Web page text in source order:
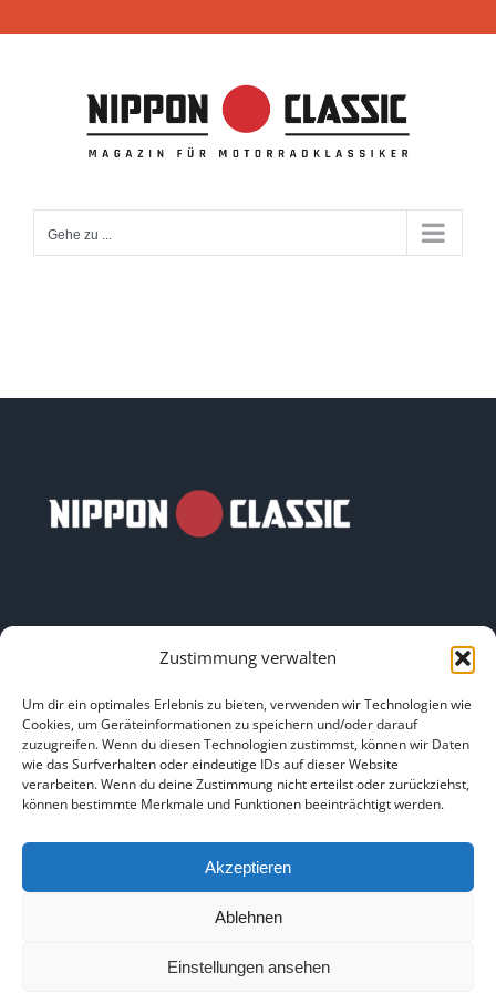
Zustimmung verwalten
Um dir ein optimales Erlebnis zu bieten, verwenden wir Technologien wie
Cookies, um Geräteinformationen zu speichern und/oder darauf
zuzugreifen. Wenn du diesen Technologien zustimmst, können wir Daten
wie das Surfverhalten oder eindeutige IDs auf dieser Website
verarbeiten. Wenn du deine Zustimmung nicht erteilst oder zurückziehst,
können bestimmte Merkmale und Funktionen beeinträchtigt werden.
Akzeptieren
Ablehnen
Einstellungen ansehen
Inhalt
Gehe zu ...
HOME|ÜBER UNS|IMPRESSUM |DATENSCHUTZ
BILDNACHWEISE
Copyright 2025